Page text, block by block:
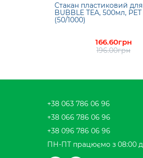
Стакан пластиковий для
BUBBLE TEA, 500мл, PET
(50/1000)
166.60грн
196.00грн
+38 063 786 06 96
+38 066 786 06 96
+38 096 786 06 96
ПН-ПТ працюємо з 08:00